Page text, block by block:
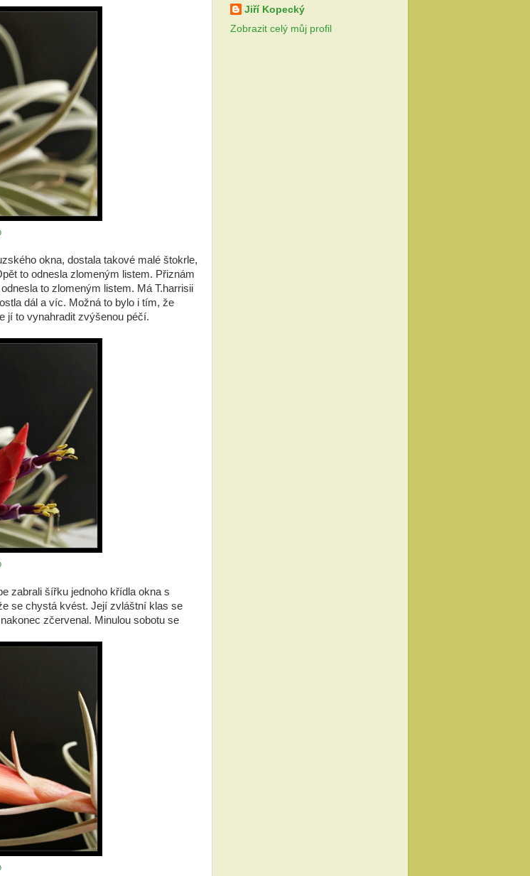
okna, dostala takové malé štokrle,
to odnesla zlomeným listem. Přiznám
to zlomeným listem. Má T.harrisii
dál a víc. Možná to bylo i tím, že
jí to vynahradit zvýšenou péčí.
zabrali šířku jednoho křídla okna s
se chystá kvést. Její zvláštní klas se
zčervenal. Minulou sobotu se
Jiří Kopecký
Zobrazit celý můj profil